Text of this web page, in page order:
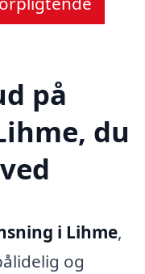
på
du
i Lihme,
og